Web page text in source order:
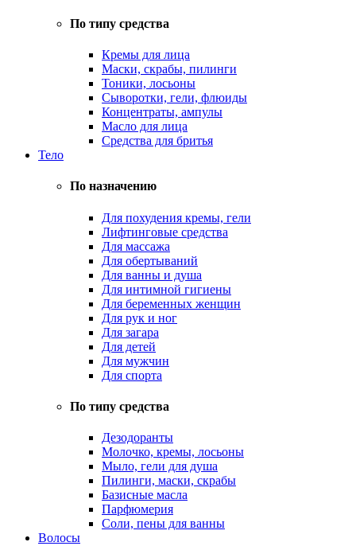
По типу средства
Кремы для лица
Маски, скрабы, пилинги
Тоники, лосьоны
Сыворотки, гели, флюиды
Концентраты, ампулы
Масло для лица
Средства для бритья
Тело
По назначению
Для похудения кремы, гели
Лифтинговые средства
Для массажа
Для обертываний
Для ванны и душа
Для интимной гигиены
Для беременных женщин
Для рук и ног
Для загара
Для детей
Для мужчин
Для спорта
По типу средства
Дезодоранты
Молочко, кремы, лосьоны
Мыло, гели для душа
Пилинги, маски, скрабы
Базисные масла
Парфюмерия
Соли, пены для ванны
Волосы